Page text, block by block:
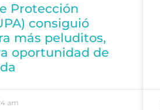
Protección
consiguió
más peluditos,
oportunidad de
am